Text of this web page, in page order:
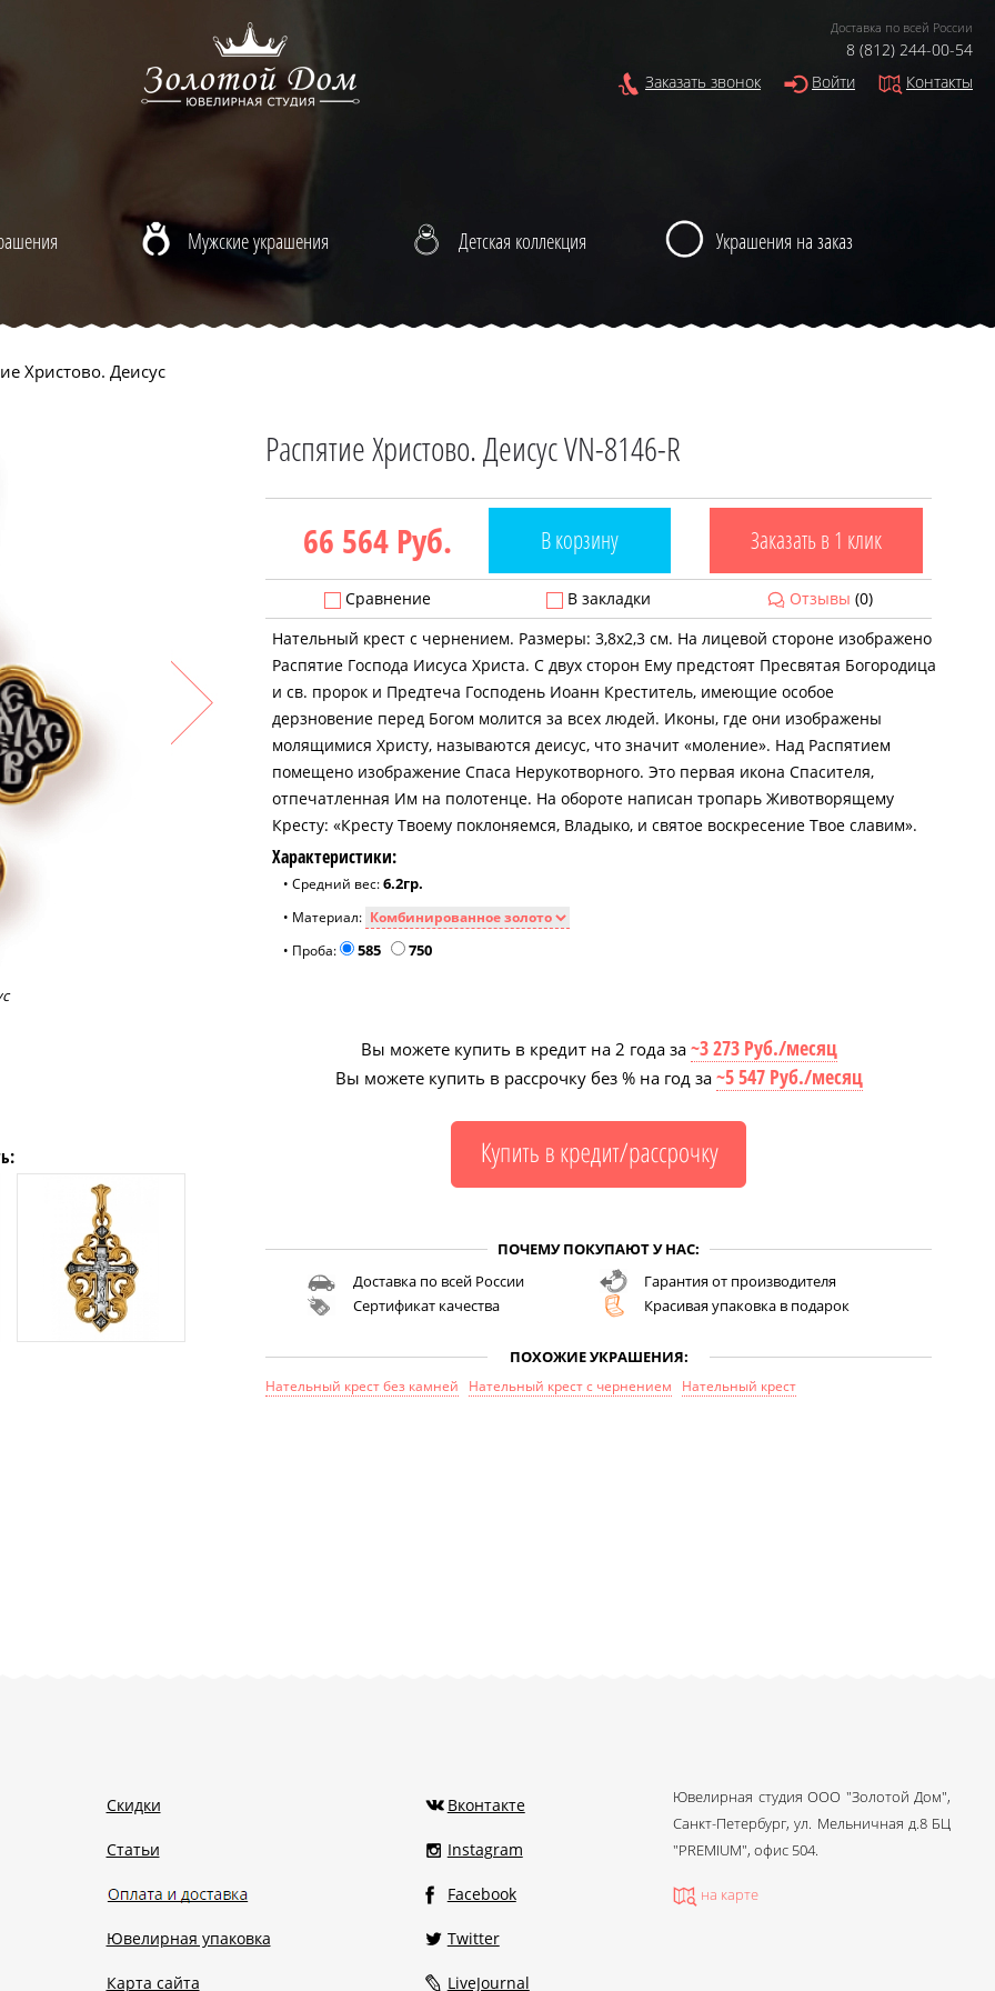
Доставка по всей России
8 (812) 244-00-54
Заказать звонок
Войти Контакты
Мужские украшения Детская коллекция Украшения на заказ
Христово. Деисус
Распятие Христово. Деисус VN-8146-R
66 564 Руб. В корзину Заказать в 1 клик
Сравнение В закладки Отзывы (0)
Нательный крест с чернением. Размеры: 3,8х2,3 см. На лицевой стороне изображено
Распятие Господа Иисуса Христа. С двух сторон Ему предстоят Пресвятая Богородица
и св. пророк и Предтеча Господень Иоанн Креститель, имеющие особое
дерзновение перед Богом молится за всех людей. Иконы, где они изображены
молящимися Христу, называются деисус, что значит «моление». Над Распятием
помещено изображение Спаса Нерукотворного. Это первая икона Спасителя,
отпечатленная Им на полотенце. На обороте написан тропарь Животворящему
Кресту: «Кресту Твоему поклоняемся, Владыко, и святое воскресение Твое славим».
Характеристики:
• Средний вес:6.2гр.
• Материал:
• Проба:
585 750
Вы можете купить в кредит на 2 года за ~3 273 Руб./месяц
Вы можете купить в рассрочку без % на год за ~5 547 Руб./месяц
ПОЧЕМУ ПОКУПАЮТ У НАС:
Доставка по всей России
Гарантия от производителя
Сертификат качества
Красивая упаковка в подарок
ПОХОЖИЕ УКРАШЕНИЯ:
Нательный крест без камней Нательный крест с чернением Нательный крест
Скидки
Статьи
Ювелирная упаковка
Карта сайта
Вконтакте
Instagram
Facebook
Twitter
LiveJournal
Ювелирная студия ООО "Золотой Дом",
Санкт-Петербург, ул. Мельничная д.8 БЦ
"PREMIUM", офис 504.
на карте